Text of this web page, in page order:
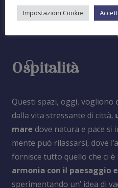
Ospitalità
Questi spazi, oggi, vogliono
dalla vita stressante di città,
mare dove natura e pace si
mente può rilassarsi, dove
fornisce tutto quello che ci è
armonia con il paesaggio
sperimentando un’ idea di
Impostazioni Cookie